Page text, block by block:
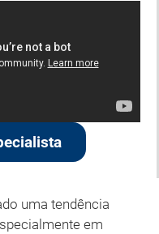
uma tendência
em